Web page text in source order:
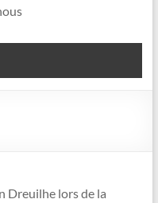
Dreuilhe lors de la